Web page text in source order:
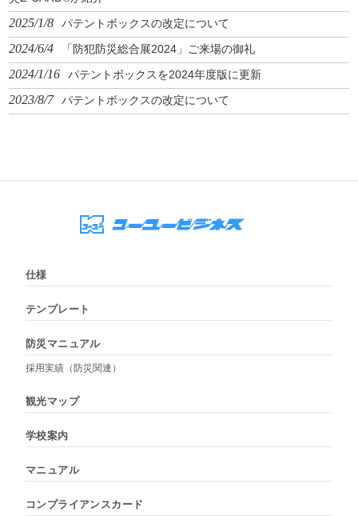
2025/1/8 パテントボックスの改定について
2024/6/4 「防犯防災総合展2024」ご来場の御礼
2024/1/16 パテントボックスを2024年度版に更新
2023/8/7 パテントボックスの改定について
仕様
テンプレート
防災マニュアル
採用実績（防災関連）
観光マップ
学校案内
マニュアル
コンプライアンスカード